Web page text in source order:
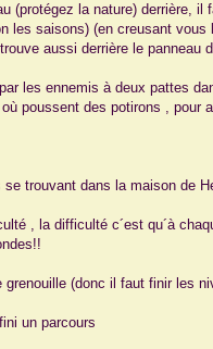
(protégez la nature) derrière,
les saisons) (en creusant
aussi derrière le panneau
les ennemis à deux pattes
poussent des potirons , pour
trouvant dans la maison de
, la difficulté c´est qu´à
(donc il faut finir les
un parcours